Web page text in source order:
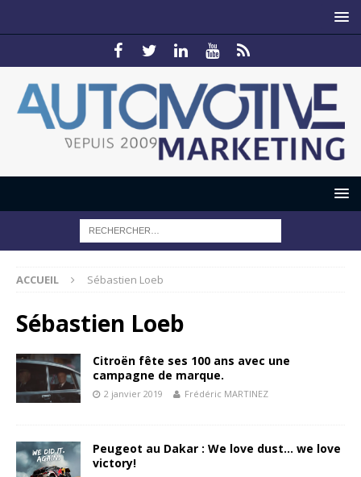
ACCUEIL Sébastien Loeb
Sébastien Loeb
Citroën fête ses 100 ans avec une
campagne de marque.
2 janvier 2019 Frédéric MARTINEZ
Peugeot au Dakar : We love dust… we love
victory!